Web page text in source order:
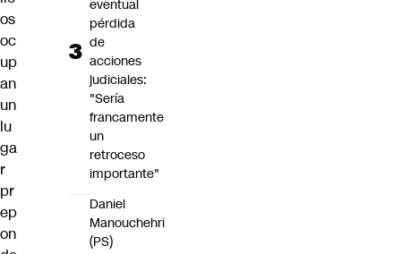
os
oc
up
an
un
lu
ga
r
pr
ep
on
eventual
pérdida
de
acciones
judiciales:
"Sería
francamente
un
retroceso
importante"
Daniel
Manouchehri
(PS)